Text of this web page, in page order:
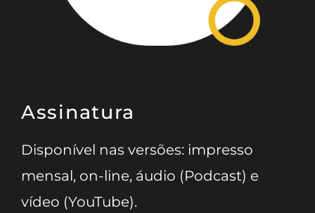
Assinatura
Disponível nas versões: impresso
mensal, on-line, áudio (Podcast) e
vídeo (YouTube).